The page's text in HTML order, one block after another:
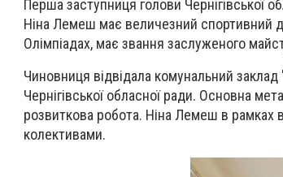
Перша заступниця голови Чернігівської
Ніна Лемеш має величезний спортивний
Олімпіадах, має звання заслуженого
Чиновниця відвідала комунальний
Чернігівської обласної ради. Основна
розвиткова робота. Ніна Лемеш в рамках
колективами.